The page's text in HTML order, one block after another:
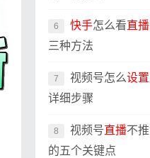
6 快手怎么看直播
三种方法
7 视频号怎么设置
详细步骤
8 视频号直播不
的五个关键点